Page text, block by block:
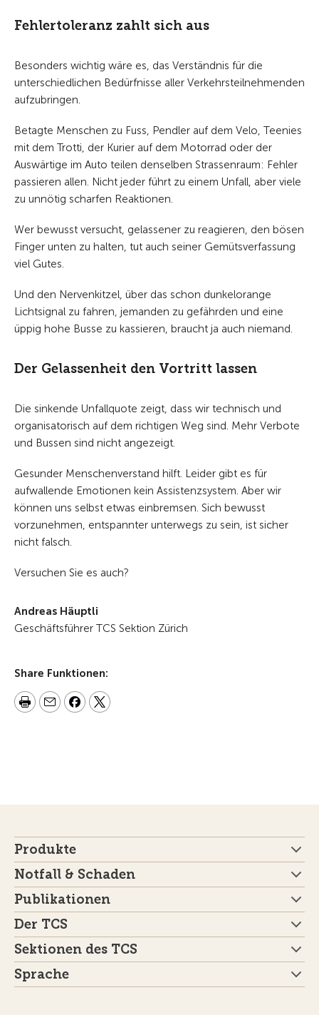
Fehlertoleranz zahlt sich aus
Besonders wichtig wäre es, das Verständnis für die
unterschiedlichen Bedürfnisse aller Verkehrsteilnehmenden
aufzubringen.
Betagte Menschen zu Fuss, Pendler auf dem Velo, Teenies
mit dem Trotti, der Kurier auf dem Motorrad oder der
Auswärtige im Auto teilen denselben Strassenraum: Fehler
passieren allen. Nicht jeder führt zu einem Unfall, aber viele
zu unnötig scharfen Reaktionen.
Wer bewusst versucht, gelassener zu reagieren, den bösen
Finger unten zu halten, tut auch seiner Gemütsverfassung
viel Gutes.
Und den Nervenkitzel, über das schon dunkelorange
Lichtsignal zu fahren, jemanden zu gefährden und eine
üppig hohe Busse zu kassieren, braucht ja auch niemand.
Der Gelassenheit den Vortritt lassen
Die sinkende Unfallquote zeigt, dass wir technisch und
organisatorisch auf dem richtigen Weg sind. Mehr Verbote
und Bussen sind nicht angezeigt.
Gesunder Menschenverstand hilft. Leider gibt es für
aufwallende Emotionen kein Assistenzsystem. Aber wir
können uns selbst etwas einbremsen. Sich bewusst
vorzunehmen, entspannter unterwegs zu sein, ist sicher
nicht falsch.
Versuchen Sie es auch?
Andreas Häuptli
Geschäftsführer TCS Sektion Zürich
Share Funktionen:
Produkte
Notfall & Schaden
Publikationen
Der TCS
Sektionen des TCS
Sprache